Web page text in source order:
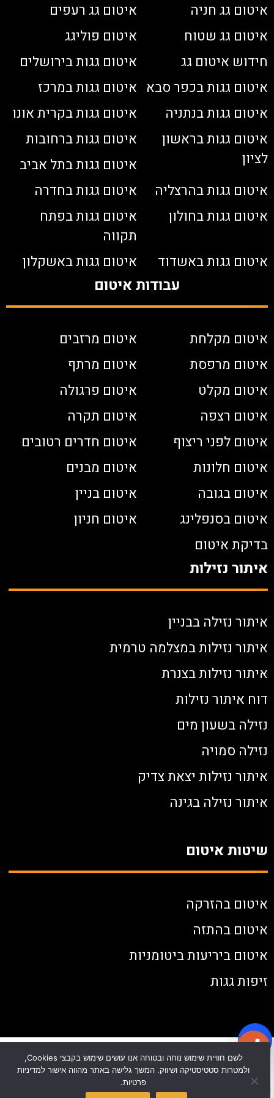
איטום גג חניה
איטום גג רעפים
איטום גג שטוח
איטום פוליגג
חידוש איטום גג
איטום גגות בירושלים
איטום גגות בכפר סבא איטום גגות במרכז
איטום גגות בנתניה
איטום גגות בקרית אונו
איטום גגות בראשון
לציון
איטום גגות ברחובות
איטום גגות בתל אביב
איטום גגות בהרצליה
איטום גגות בחדרה
איטום גגות בחולון
איטום גגות בפתח
תקווה
איטום גגות באשדוד
איטום גגות באשקלון
עבודות איטום
איטום מקלחת
איטום מרזבים
איטום מרפסת
איטום מרתף
איטום מקלט
איטום פרגולה
איטום רצפה
איטום תקרה
איטום לפני ריצוף
איטום חדרים רטובים
איטום חלונות
איטום מבנים
איטום בגובה
איטום בניין
איטום בסנפלינג
איטום חניון
בדיקת איטום
איתור נזילות
איתור נזילה בבניין
איתור נזילות במצלמה טרמית
איתור נזילות בצנרת
דוח איתור נזילות
נזילה בשעון מים
נזילה סמויה
איתור נזילות יצאת צדיק
איתור נזילה בגינה
שיטות איטום
איטום בהזרקה
איטום בהתזה
איטום ביריעות ביטומניות
זיפות גגות
לשם חוויית שימוש נוחה ובטוחה אנו עושים שימוש בקבצי Cookies,
ולמטרות סטטיסטיקה ושיווק. המשך גלישה באתר מהווה אישור למדיניות
פרטיות.